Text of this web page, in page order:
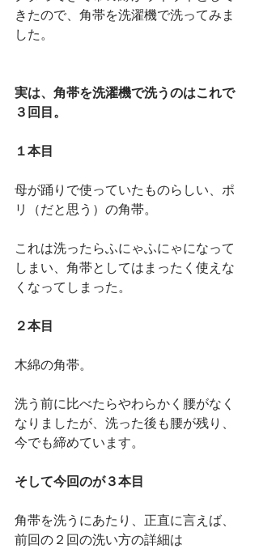
きたので、角帯を洗濯機で洗ってみま
した。
実は、角帯を洗濯機で洗うのはこれで
３回目。
１本目
母が踊りで使っていたものらしい、ポ
リ（だと思う）の角帯。
これは洗ったらふにゃふにゃになって
しまい、角帯としてはまったく使えな
くなってしまった。
２本目
木綿の角帯。
洗う前に比べたらやわらかく腰がなく
なりましたが、洗った後も腰が残り、
今でも締めています。
そして今回のが３本目
角帯を洗うにあたり、正直に言えば、
前回の２回の洗い方の詳細は